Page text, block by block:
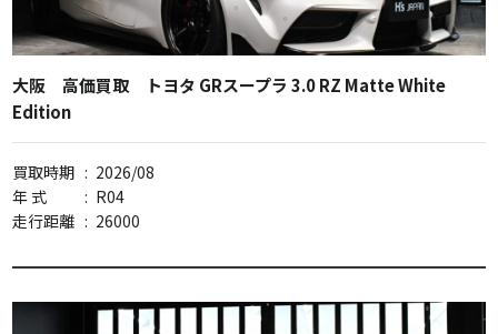
大阪 高価買取 トヨタ GRスープラ 3.0 RZ Matte White
Edition
買取時期 : 2026/08
年 式
: R04
走行距離 : 26000